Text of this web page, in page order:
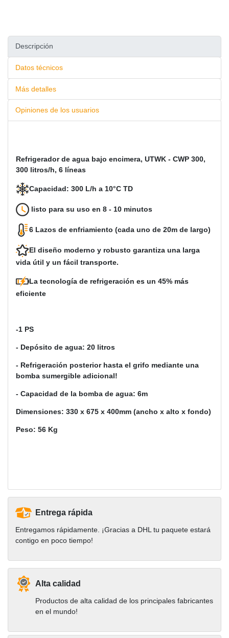
Descripción
Datos técnicos
Más detalles
Opiniones de los usuarios
Refrigerador de agua bajo encimera, UTWK - CWP 300,
300 litros/h, 6 líneas
Capacidad: 300 L/h a 10°C TD
listo para su uso en 8 - 10 minutos
6 Lazos de enfriamiento (cada uno de 20m de largo)
El diseño moderno y robusto garantiza una larga
vida útil y un fácil transporte.
La tecnología de refrigeración es un 45% más
eficiente
-1 PS
- Depósito de agua: 20 litros
- Refrigeración posterior hasta el grifo mediante una
bomba sumergible adicional!
- Capacidad de la bomba de agua: 6m
Dimensiones: 330 x 675 x 400mm (ancho x alto x fondo)
Peso: 56 Kg
Entrega rápida
Entregamos rápidamente. ¡Gracias a DHL tu paquete estará
contigo en poco tiempo!
Alta calidad
Productos de alta calidad de los principales fabricantes
en el mundo!